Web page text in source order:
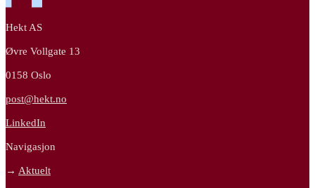
Hekt AS
Øvre Vollgate 13
0158 Oslo
post@hekt.no
LinkedIn
Navigasjon
→ Aktuelt